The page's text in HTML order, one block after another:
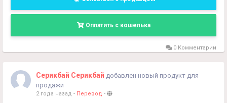
Оплатить с кошелька
0 Комментарии
Серикбай Серикбай добавлен новый продукт для
продажи
2 года назад - Перевод -